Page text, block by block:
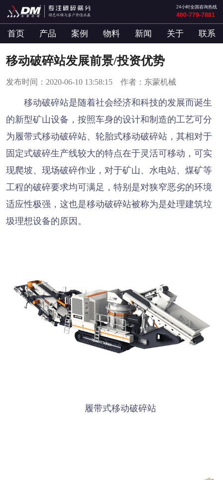
24小时全国咨询热线
400-779-7881
首页 产品 案例 物料 新闻 关于 联系
移动破碎站发展前景/投资优势
发布时间：2020-06-10 13:58:15 作者：东蒙机械
移动破碎站是随着社会经济和科技的发展而诞生
的新型矿山设备，按照车身的设计和制造的工艺可分
为履带式移动破碎站、轮胎式移动破碎站，其相对于
固定式破碎生产线较大的特点在于灵活可移动，可实
现爬坡、现场破碎作业，对于矿山、水电站、煤矿等
工程的破碎要求均可满足，特别是对狭窄恶劣的环境
适应性极强，这也是移动破碎站被称为是处理建筑垃
圾理想设备的原因。
履带式移动破碎站